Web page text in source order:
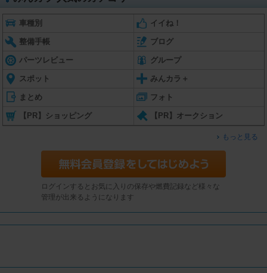
車種別 イイね！
整備手帳 ブログ
パーツレビュー グループ
スポット みんカラ＋
まとめ フォト
【PR】ショッピング 【PR】オークション
もっと見る
ログインするとお気に入りの保存や燃費記録など様々な
管理が出来るようになります